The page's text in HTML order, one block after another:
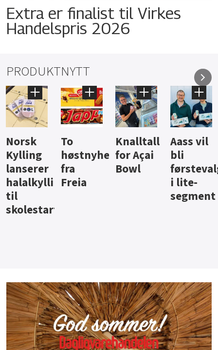
Extra er finalist til Virkes
Handelspris 2026
PRODUKTNYTT
Knalltall
for Açai
Bowl
Aass vil
bli
førstevalg
i lite-
Brus og
jus fra
Berentsen
Hard
iste fra
Hansa